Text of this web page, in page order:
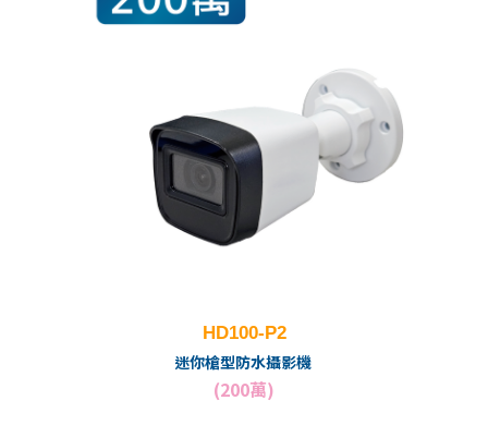
HD100-P2
迷你槍型防水攝影機
(200萬)